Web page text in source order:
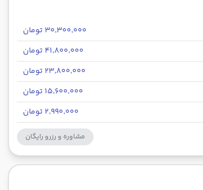
۳۰٬۳۰۰٬۰۰۰ تومان
۴۱٬۸۰۰٬۰۰۰ تومان
۲۳٬۸۰۰٬۰۰۰ تومان
۱۵٬۶۰۰٬۰۰۰ تومان
۲٬۹۹۰٬۰۰۰ تومان
مشاوره و رزرو رایگان